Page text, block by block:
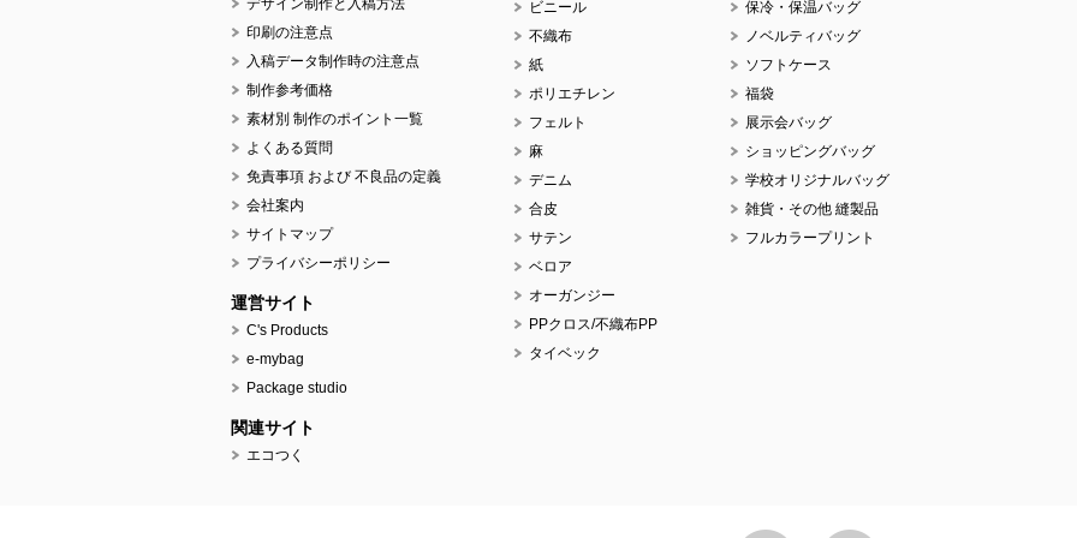
デザイン制作と入稿方法
印刷の注意点
入稿データ制作時の注意点
制作参考価格
素材別 制作のポイント一覧
よくある質問
免責事項 および 不良品の定義
会社案内
サイトマップ
プライバシーポリシー
運営サイト
C's Products
e-mybag
Package studio
関連サイト
エコつく
ビニール
不織布
紙
ポリエチレン
フェルト
麻
デニム
合皮
サテン
ベロア
オーガンジー
PPクロス/不織布PP
タイベック
保冷・保温バッグ
ノベルティバッグ
ソフトケース
福袋
展示会バッグ
ショッピングバッグ
学校オリジナルバッグ
雑貨・その他 縫製品
フルカラープリント